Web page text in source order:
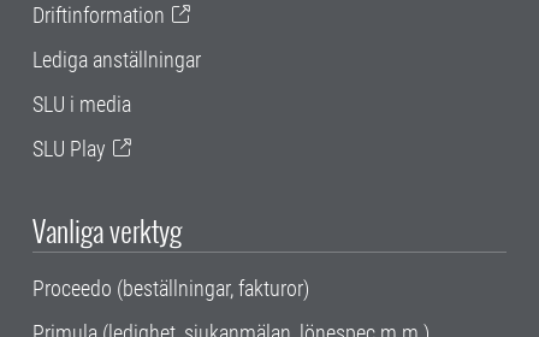
Driftinformation
Lediga anställningar
SLU i media
SLU Play
Vanliga verktyg
Proceedo (beställningar, fakturor)